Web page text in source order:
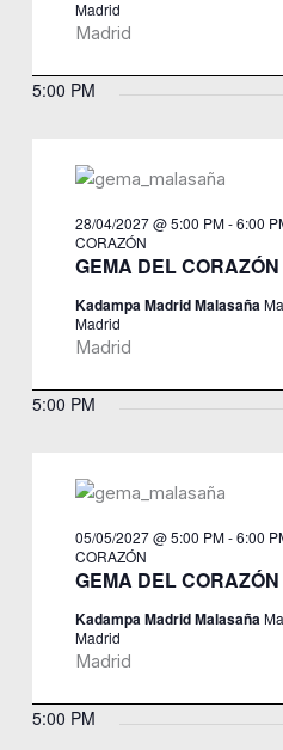
Madrid
Madrid
5:00 PM
GEMA DEL
28/04/2027 @ 5:00 PM-6:00
CORAZÓN
Kadampa Madrid Malasaña
Madrid
Madrid
5:00 PM
GEMA DEL
05/05/2027 @ 5:00 PM-6:00
CORAZÓN
Kadampa Madrid Malasaña
Madrid
Madrid
5:00 PM